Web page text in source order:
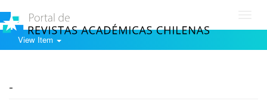
View Item
-